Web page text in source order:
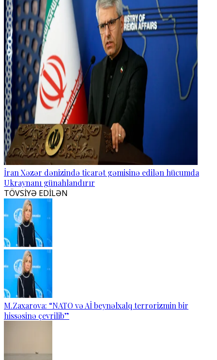
İran Xəzər dənizində ticarət gəmisinə edilən hücumda
Ukraynanı günahlandırır
TÖVSİYƏ EDİLƏN
M.Zaxarova: “NATO və Aİ beynəlxalq terrorizmin bir
hissəsinə çevrilib”